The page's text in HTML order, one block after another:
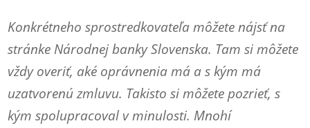
Konkrétneho sprostredkovateľa môžete nájsť na
stránke Národnej banky Slovenska. Tam si môžete
vždy overiť, aké oprávnenia má a s kým má
uzatvorenú zmluvu. Takisto si môžete pozrieť, s
kým spolupracoval v minulosti. Mnohí